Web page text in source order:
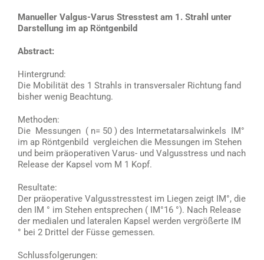
Manueller Valgus-Varus Stresstest am 1. Strahl unter
Darstellung im ap Röntgenbild
Abstract:
Hintergrund:
Die Mobilität des 1 Strahls in transversaler Richtung fand
bisher wenig Beachtung.
Methoden:
Die Messungen ( n= 50 ) des Intermetatarsalwinkels IM°
im ap Röntgenbild vergleichen die Messungen im Stehen
und beim präoperativen Varus- und Valgusstress und nach
Release der Kapsel vom M 1 Kopf.
Resultate:
Der präoperative Valgusstresstest im Liegen zeigt IM°, die
den IM ° im Stehen entsprechen ( IM°16 °). Nach Release
der medialen und lateralen Kapsel werden vergrößerte IM
° bei 2 Drittel der Füsse gemessen.
Schlussfolgerungen: